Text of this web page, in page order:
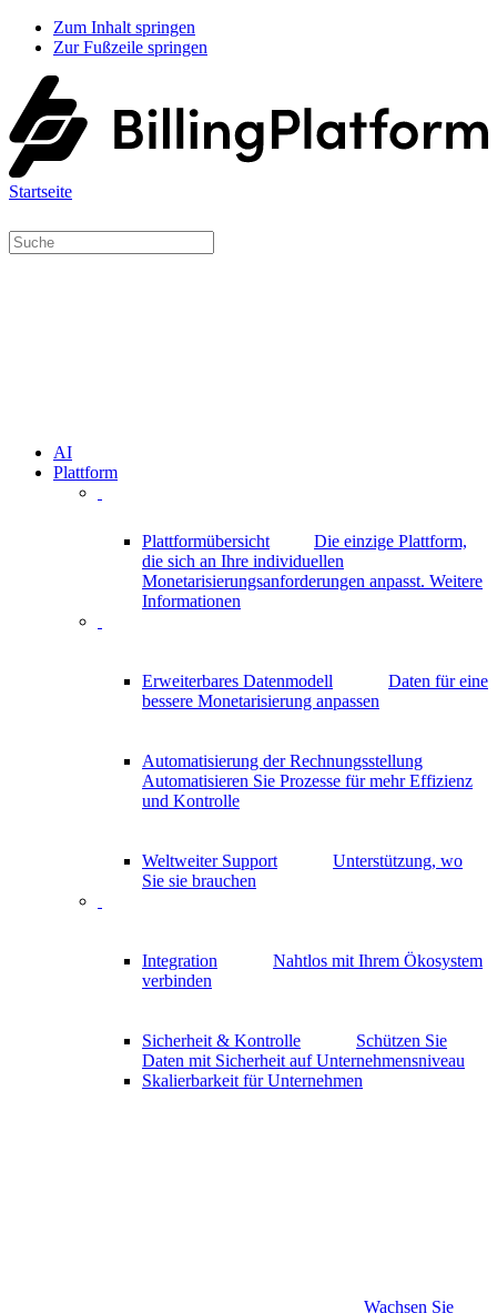
Zum Inhalt springen
Zur Fußzeile springen
Startseite
AI
Plattform
Plattformübersicht
Die einzige Plattform,
die sich an Ihre individuellen
Monetarisierungsanforderungen anpasst. Weitere
Informationen
Erweiterbares Datenmodell
Daten für eine
bessere Monetarisierung anpassen
Automatisierung der Rechnungsstellung
Automatisieren Sie Prozesse für mehr Effizienz
und Kontrolle
Weltweiter Support
Unterstützung, wo
Sie sie brauchen
Integration
Nahtlos mit Ihrem Ökosystem
verbinden
Sicherheit & Kontrolle
Schützen Sie
Daten mit Sicherheit auf Unternehmensniveau
Skalierbarkeit für Unternehmen
Wachsen Sie